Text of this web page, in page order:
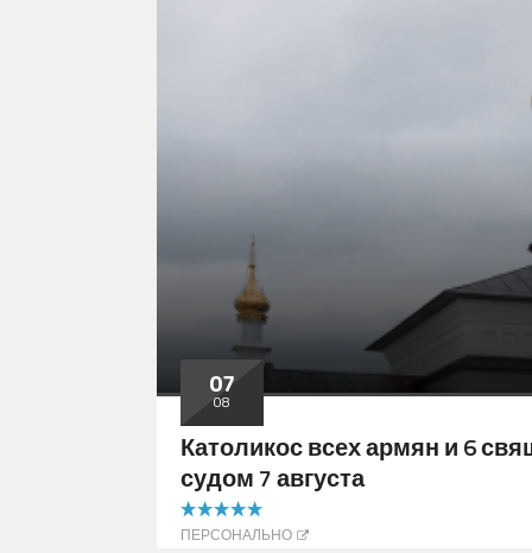
07
08
Католикос всех армян и 6
судом 7 августа
5.00 out of 5
ПЕРСОНАЛЬНО